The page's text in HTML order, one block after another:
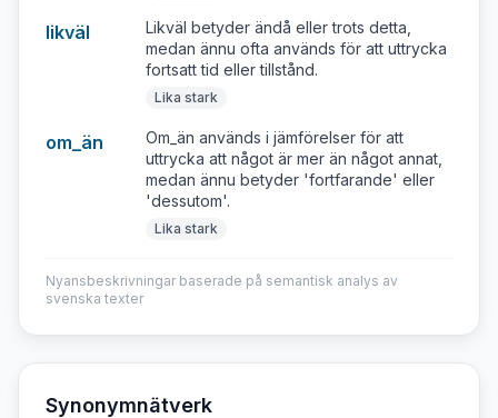
likväl
Likväl betyder ändå eller trots detta,
medan ännu ofta används för att uttrycka
fortsatt tid eller tillstånd.
Lika stark
om_än
Om_än används i jämförelser för att
uttrycka att något är mer än något annat,
medan ännu betyder 'fortfarande' eller
'dessutom'.
Lika stark
Nyansbeskrivningar baserade på semantisk analys av
svenska texter
Synonymnätverk